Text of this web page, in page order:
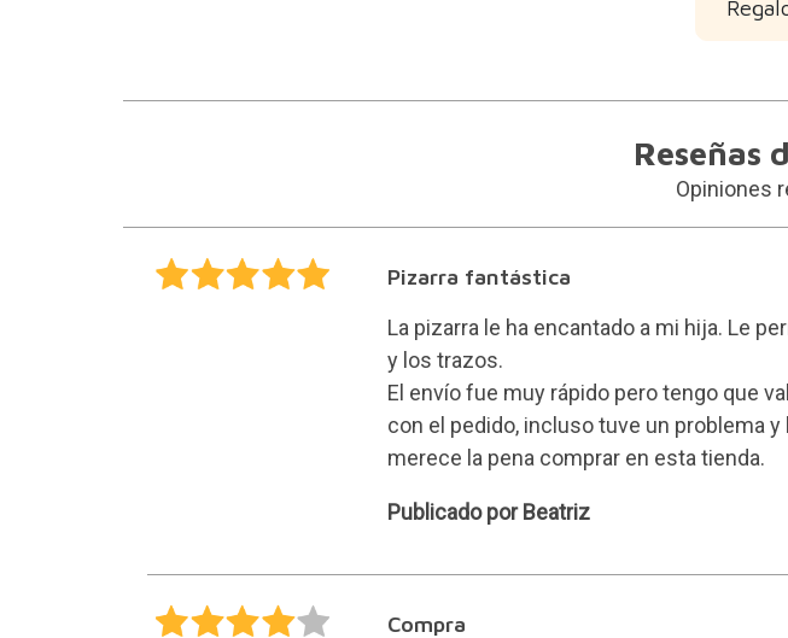
Reseñas
Opiniones
Pizarra fantástica
La pizarra le ha encantado a mi hija. Le
y los trazos.
El envío fue muy rápido pero tengo que
con el pedido, incluso tuve un problema
merece la pena comprar en esta tienda.
Beatriz
Publicado por Beatriz
Compra